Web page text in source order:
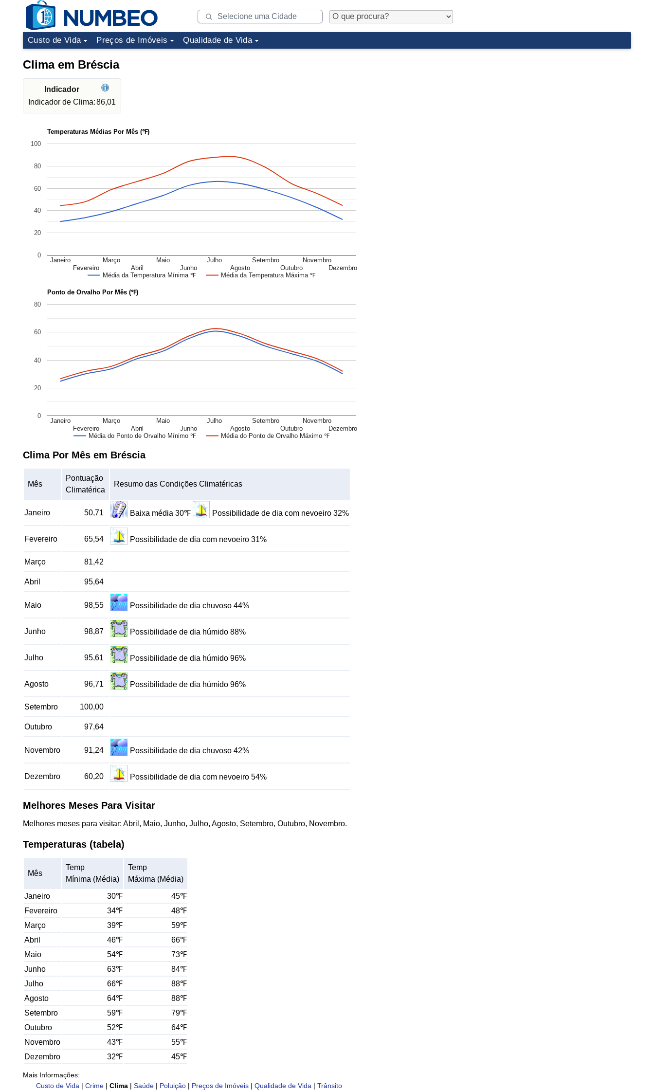
Custo de Vida Preços de Imóveis Qualidade de Vida
Clima em Bréscia
Indicador
Indicador de Clima:86,01
Temperaturas Médias Por Mês (℉)
Média da Temperatura Mínima ℉ Média da Temperatura Máxima ℉
Janeiro
Fevereiro
Março
Abril
Maio
Junho
Julho
Agosto
Setembro
Outubro
Novembro
Dezembro
0
20
40
60
80
100
Ponto de Orvalho Por Mês (℉)
Média do Ponto de Orvalho Mínimo ℉ Média do Ponto de Orvalho Máximo ℉
Janeiro
Fevereiro
Março
Abril
Maio
Junho
Julho
Agosto
Setembro
Outubro
Novembro
Dezembro
0
20
40
60
80
Clima Por Mês em Bréscia
Mês
Pontuação
Climatérica
Resumo das Condições Climatéricas
Janeiro 50,71 Baixa média 30℉ Possibilidade de dia com nevoeiro 32%
Fevereiro 65,54 Possibilidade de dia com nevoeiro 31%
Março 81,42
Abril 95,64
Maio 98,55 Possibilidade de dia chuvoso 44%
Junho 98,87 Possibilidade de dia húmido 88%
Julho 95,61 Possibilidade de dia húmido 96%
Agosto 96,71 Possibilidade de dia húmido 96%
Setembro 100,00
Outubro 97,64
Novembro 91,24 Possibilidade de dia chuvoso 42%
Dezembro 60,20 Possibilidade de dia com nevoeiro 54%
Melhores Meses Para Visitar
Melhores meses para visitar: Abril, Maio, Junho, Julho, Agosto, Setembro, Outubro, Novembro.
Temperaturas (tabela)
Mês
Temp
Mínima (Média)
Temp
Máxima (Média)
Janeiro 30℉
45℉
Fevereiro
34℉
48℉
Março
39℉
59℉
Abril
46℉
66℉
Maio
54℉
73℉
Junho
63℉
84℉
Julho
66℉
88℉
Agosto
64℉
88℉
Setembro
59℉
79℉
Outubro
52℉
64℉
Novembro
43℉
55℉
Dezembro
32℉ 45℉
Mais Informações:
Custo de Vida | Crime | Clima | Saúde | Poluição | Preços de Imóveis | Qualidade de Vida | Trânsito